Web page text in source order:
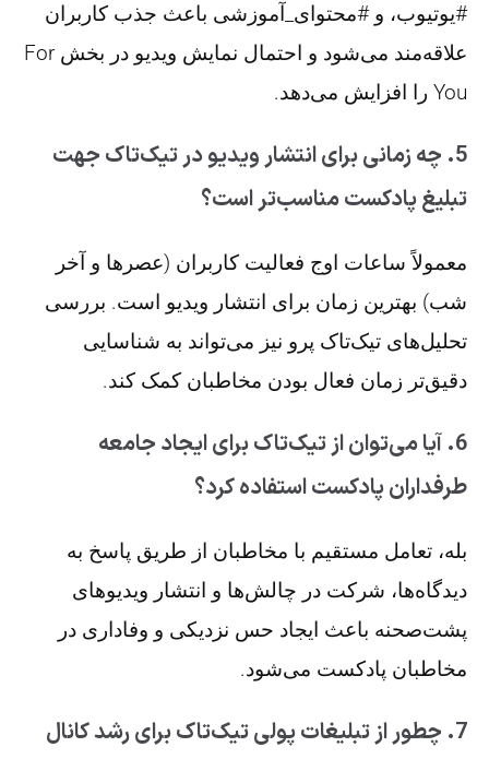
#یوتیوب، و #محتوای_آموزشی باعث جذب کاربران
علاقه‌مند می‌شود و احتمال نمایش ویدیو در بخش For
You را افزایش می‌دهد.
5. چه زمانی برای انتشار ویدیو در تیک‌تاک جهت
تبلیغ پادکست مناسب‌تر است؟
معمولاً ساعات اوج فعالیت کاربران (عصرها و آخر
شب) بهترین زمان برای انتشار ویدیو است. بررسی
تحلیل‌های تیک‌تاک پرو نیز می‌تواند به شناسایی
دقیق‌تر زمان فعال بودن مخاطبان کمک کند.
6. آیا می‌توان از تیک‌تاک برای ایجاد جامعه
طرفداران پادکست استفاده کرد؟
بله، تعامل مستقیم با مخاطبان از طریق پاسخ به
دیدگاه‌ها، شرکت در چالش‌ها و انتشار ویدیوهای
پشت‌صحنه باعث ایجاد حس نزدیکی و وفاداری در
مخاطبان پادکست می‌شود.
7. چطور از تبلیغات پولی تیک‌تاک برای رشد کانال